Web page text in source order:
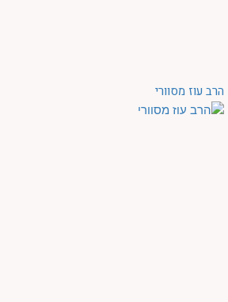
הרב עוז מסוורי